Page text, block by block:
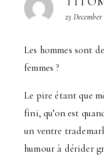
23
Les hommes sont
femmes ?
Le pire étant que
fini, qu’on est
un ventre
humour à dérider